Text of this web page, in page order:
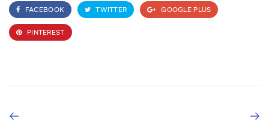
FACEBOOK TWITTER GOOGLE PLUS
PINTEREST